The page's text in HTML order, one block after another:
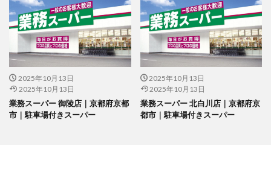
2025年10月13日
2025年10月13日
業務スーパー 御陵店｜京都府京都
市｜駐車場付きスーパー
2025年10月13日
2025年10月13日
業務スーパー 北白川店｜京都府京
都市｜駐車場付きスーパー